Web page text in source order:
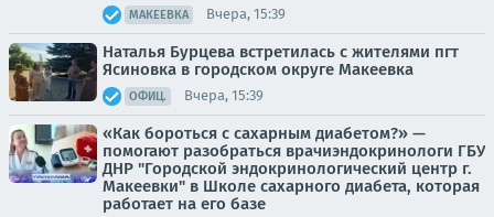
МАКЕЕВКА Вчера, 15:39
Наталья Бурцева встретилась с жителями пгт
Ясиновка в городском округе Макеевка
ОФИЦ. Вчера, 15:39
«Как бороться с сахарным диабетом?» —
помогают разобраться врачиэндокринологи ГБУ
ДНР "Городской эндокринологический центр г.
Макеевки" в Школе сахарного диабета, которая
работает на его базе